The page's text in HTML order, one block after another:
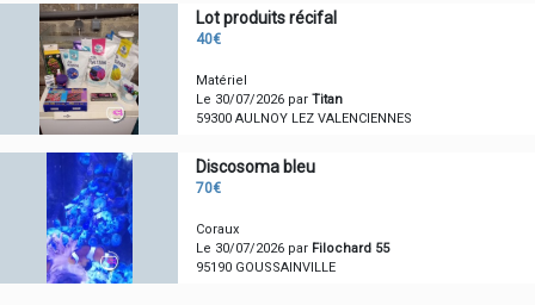
Lot produits récifal
40€
Matériel
Le 30/07/2026 parTitan
59300 AULNOY LEZ VALENCIENNES
Discosoma bleu
70€
Coraux
Le 30/07/2026 par Filochard 55
95190 GOUSSAINVILLE